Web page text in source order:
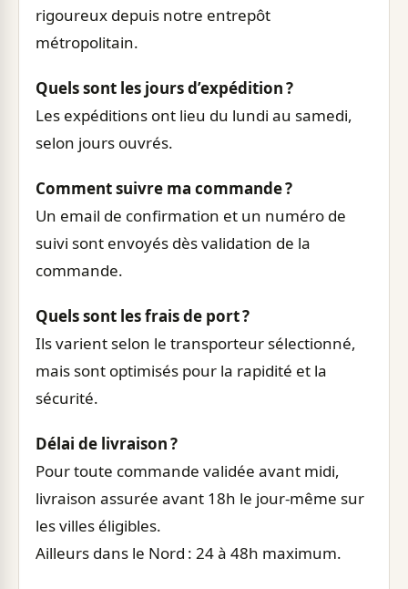
rigoureux depuis notre entrepôt
métropolitain.
Quels sont les jours d’expédition ?
Les expéditions ont lieu du lundi au samedi,
selon jours ouvrés.
Comment suivre ma commande ?
Un email de confirmation et un numéro de
suivi sont envoyés dès validation de la
commande.
Quels sont les frais de port ?
Ils varient selon le transporteur sélectionné,
mais sont optimisés pour la rapidité et la
sécurité.
Délai de livraison ?
Pour toute commande validée avant midi,
livraison assurée avant 18h le jour-même sur
les villes éligibles.
Ailleurs dans le Nord : 24 à 48h maximum.